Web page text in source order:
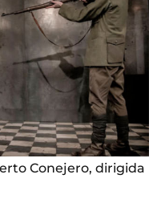
Conejero, dirigida